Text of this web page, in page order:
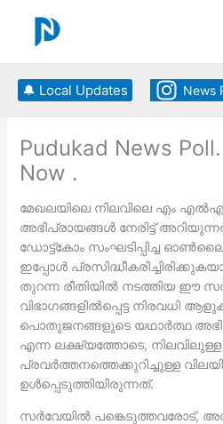
content
🔔 Local Updates News
Pudukad News
Now .
മേഖലയിലെ നിലവിലെ എം
അഭിപ്രായങ്ങള്‍ നേരിട്ട്
ഡോട്ട്കോം സംഘടിപ്പിച്ച
ഇപ്പോള്‍
തുറന്ന രീതിയില്‍ നടത്തിയ ഈ
വിഭാഗങ്ങളില്‍പ്പെട്ട നിരവധി
പൊതുജനങ്ങളുടെ യഥാര്‍ത്ഥ
എന്ന ലക്ഷ്യത്തോടെ,
പ്രവര്‍ത്തനത്തെക്കുറിച്ചുള്ള
ഉള്‍പ്പെടുത്തിയിരുന്നത്.
സര്‍വേയില്‍ പങ്കെടുത്തവരോട്,